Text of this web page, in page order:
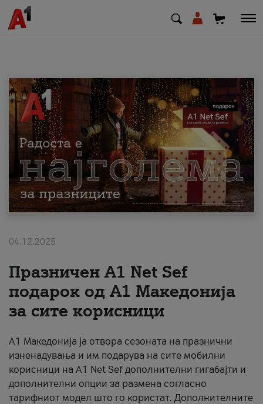
МК EN SQ
Приватни Деловни
Поддршка
Надополни кредит
За нас
#ПодобарОнлајн
04.12.2025
Празничен A1 Net Sеf
подарок од А1 Македонија
за сите корисници
А1 Македонија ја отвора сезоната на празнични
изненадувања и им подарува на сите мобилни
корисници на A1 Net Sef дополнителни гигабајти и
дополнителни опции за размена согласно
тарифниот модел што го користат. Дополнителните